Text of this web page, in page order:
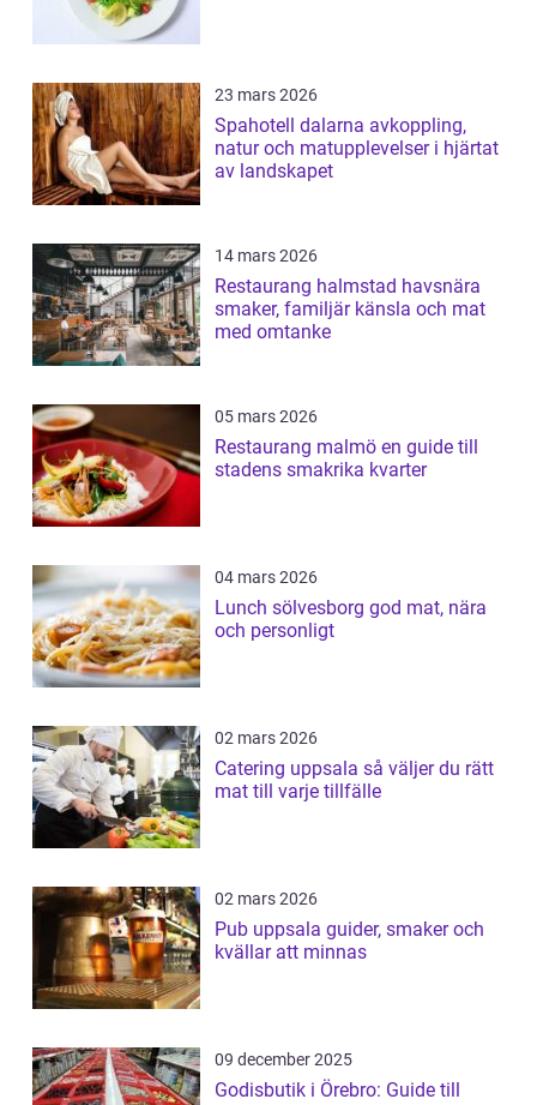
23 mars 2026
Spahotell dalarna avkoppling,
natur och matupplevelser i hjärtat
av landskapet
14 mars 2026
Restaurang halmstad havsnära
smaker, familjär känsla och mat
med omtanke
05 mars 2026
Restaurang malmö en guide till
stadens smakrika kvarter
04 mars 2026
Lunch sölvesborg god mat, nära
och personligt
02 mars 2026
Catering uppsala så väljer du rätt
mat till varje tillfälle
02 mars 2026
Pub uppsala guider, smaker och
kvällar att minnas
09 december 2025
Godisbutik i Örebro: Guide till